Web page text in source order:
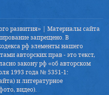
развития» | Материалы сайта
запрещено. В
рф элементы нашего
авторских прав - это текст,
закону рф «об авторском
1993 года № 5351-1:
и литературное
видео).